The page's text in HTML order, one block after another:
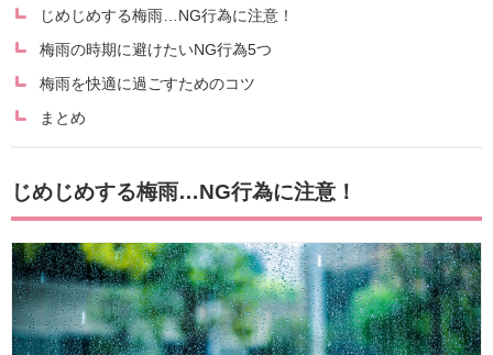
じめじめする梅雨…NG行為に注意！
梅雨の時期に避けたいNG行為5つ
梅雨を快適に過ごすためのコツ
まとめ
じめじめする梅雨…NG行為に注意！